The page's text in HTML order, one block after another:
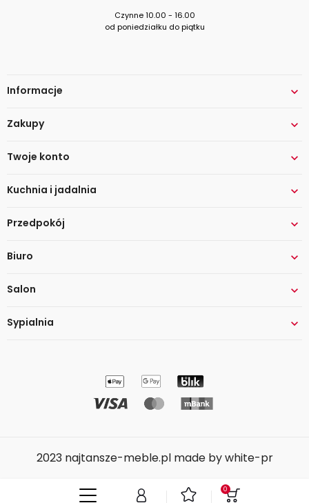
Czynne 10.00 - 16.00
od poniedziałku do piątku
Informacje 
Zakupy 
Twoje konto 
Kuchnia i jadalnia 
Przedpokój 
Biuro 
Salon 
Sypialnia 
2023 najtansze-meble.pl made by white-pr
0